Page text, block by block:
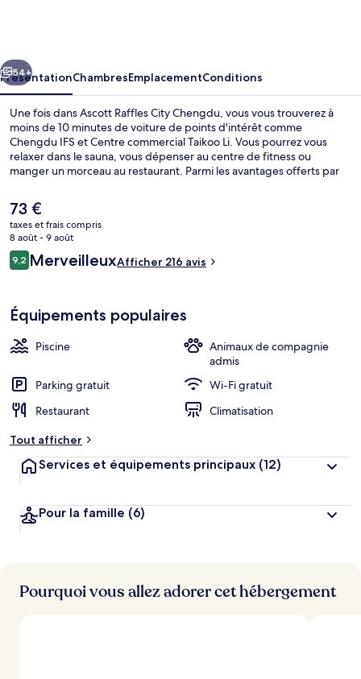
Suivant
54+
PrésentationChambresEmplacementConditions
Une fois dans Ascott Raffles City Chengdu, vous vous trouverez à
moins de 10 minutes de voiture de points d'intérêt comme
Chengdu IFS et Centre commercial Taikoo Li. Vous pourrez vous
relaxer dans le sauna, vous dépenser au centre de fitness ou
manger un morceau au restaurant. Parmi les avantages offerts par
terrasse. Les transports publics se situent à une courte distance à
pied : Station Nijiaqiao est à 6 min et Station Tongzilin, à 8 min.
Le
prix
actuel
est
de
73 €
taxes et frais compris
8 août - 9 août
Avis
voyageurs
9,29,2 sur 10
MerveilleuxAfficher 216 avis
Équipements populaires
Piscine
Animaux de compagnie
admis
Parking gratuit
Wi-Fi gratuit
Restaurant
Climatisation
Tout afficher
Services et équipements principaux (12)
Pour la famille (6)
Pourquoi vous allez adorer cet hébergement